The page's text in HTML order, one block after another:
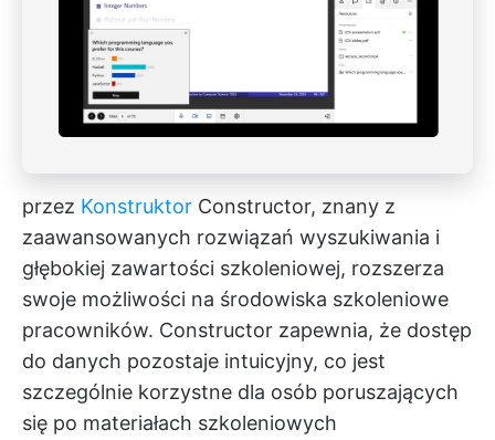
przez Konstruktor Constructor, znany z
zaawansowanych rozwiązań wyszukiwania i
głębokiej zawartości szkoleniowej, rozszerza
swoje możliwości na środowiska szkoleniowe
pracowników. Constructor zapewnia, że dostęp
do danych pozostaje intuicyjny, co jest
szczególnie korzystne dla osób poruszających
się po materiałach szkoleniowych